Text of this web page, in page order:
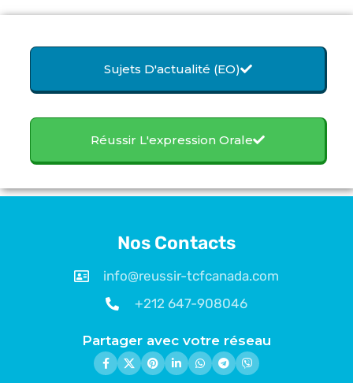
Sujets D'actualité (EO)
Réussir L'expression Orale
Nos Contacts
info@reussir-tcfcanada.com
+212 647-908046
Partager avec votre réseau